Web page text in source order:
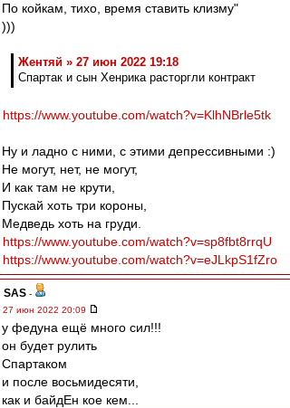
По койкам, тихо, время ставить клизму"
)))
Жентяй » 27 июн 2022 19:18
Спартак и сын Хенрика расторгли контракт
https://www.youtube.com/watch?v=KlhNBrle5tk
Ну и ладно с ними, с этими депрессивными :)
Не могут, нет, не могут,
И как там не крути,
Пускай хоть три короны,
Медведь хоть на груди.
https://www.youtube.com/watch?v=sp8fbt8rrqU
https://www.youtube.com/watch?v=eJLkpS1fZro
SAS -
27 июн 2022 20:09
у федуна ещё много сил!!!
он будет рулить
Спартаком
и после восьмидесяти,
как и байдЕн кое кем...